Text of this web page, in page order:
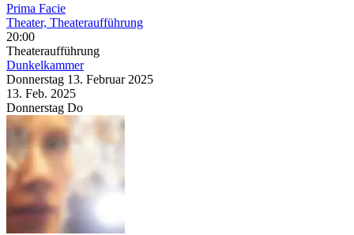
Prima Facie
Theater, Theateraufführung
20:00
Theateraufführung
Dunkelkammer
Donnerstag 13. Februar 2025
13. Feb. 2025
Donnerstag Do